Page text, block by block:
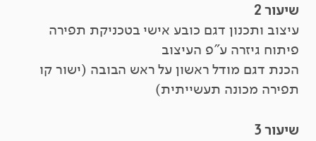
שיעור 2
עיצוב ותכנון דגם כובע אישי בטכניקת תפירה
פיתוח גיזרה ע"פ העיצוב
הכנת דגם מודל ראשון על ראש הבובה (ישור קו
תפירה מכונה תעשייתית)
שיעור 3